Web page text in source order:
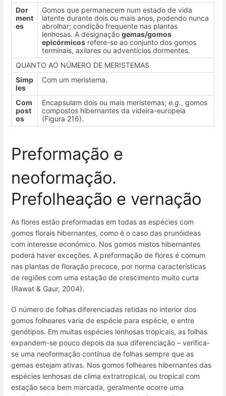
Dor
ment
es
Gomos que permanecem num estado de vida
latente durante dois ou mais anos, podendo nunca
abrolhar; condição frequente nas plantas
lenhosas. A designação gemas/gomos
epicórmicos refere-se ao conjunto dos gomos
terminais, axilares ou adventícios dormentes.
QUANTO AO NÚMERO DE MERISTEMAS
Simp
les
Com um meristema.
Com
post
os
Encapsulam dois ou mais meristemas; e.g., gomos
compostos hibernantes da videira-europeia
(Figura 216).
Preformação e
neoformação.
Prefolheação e vernação
As flores estão preformadas em todas as espécies com
gomos florais hibernantes, como é o caso das prunóideas
com interesse económico. Nos gomos mistos hibernantes
poderá haver exceções. A preformação de flores é comum
nas plantas de floração precoce, por norma características
de regiões com uma estação de crescimento muito curta
(Rawat & Gaur, 2004).
O número de folhas diferenciadas retidas no interior dos
gomos folheares varia de espécie para espécie, e entre
genótipos. Em muitas espécies lenhosas tropicais, as folhas
expandem-se pouco depois da sua diferenciação – verifica-
se uma neoformação contínua de folhas sempre que as
gemas estejam ativas. Nos gomos folheares hibernantes das
espécies lenhosas de clima extratropical, ou tropical com
estação seca bem marcada, geralmente ocorre uma